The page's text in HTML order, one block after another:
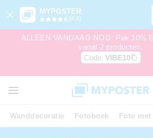
MYPOSTER
(4,6)
ALLEEN VANDAAG NOG: Pak 10%
vanaf 2 producten.
Code: VIBE10
Wanddecoratie Fotoboek Foto